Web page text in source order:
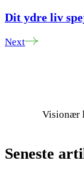
Dit ydre liv
Next
Visionær
Seneste